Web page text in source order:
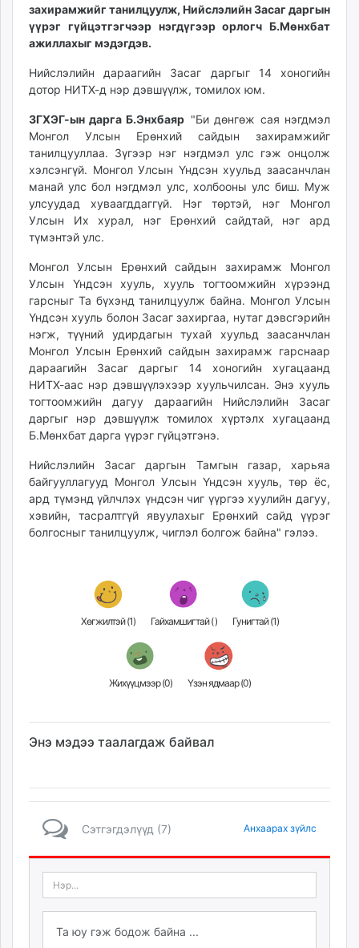
unuudur.mn
isee.mn
fact.mn
itoim.mn
tumen.mn
shuum.mn
times.mn
tvmongolia.mn
mass.mn
unegui.mn
assa.mn
tac.mn
paparazzi.mn
unread.today
захирамжийг танилцуулж, Нийслэлийн Засаг даргын
үүрэг гүйцэтгэгчээр нэгдүгээр орлогч Б.Мөнхбат
ажиллахыг мэдэгдэв.
Нийслэлийн дараагийн Засаг даргыг 14 хоногийн
дотор НИТХ-д нэр дэвшүүлж, томилох юм.
ЗГХЭГ-ын дарга Б.Энхбаяр "Би дөнгөж сая нэгдмэл
Монгол Улсын Ерөнхий сайдын захирамжийг
танилцууллаа. Зүгээр нэг нэгдмэл улс гэж онцолж
хэлсэнгүй. Монгол Улсын Үндсэн хуульд заасанчлан
манай улс бол нэгдмэл улс, холбооны улс биш. Муж
улсуудад хуваагддаггүй. Нэг төртэй, нэг Монгол
Улсын Их хурал, нэг Ерөнхий сайдтай, нэг ард
түмэнтэй улс.
Монгол Улсын Ерөнхий сайдын захирамж Монгол
Улсын Үндсэн хууль, хууль тогтоомжийн хүрээнд
гарсныг Та бүхэнд танилцуулж байна. Монгол Улсын
Үндсэн хууль болон Засаг захиргаа, нутаг дэвсгэрийн
нэгж, түүний удирдагын тухай хуульд заасанчлан
Монгол Улсын Ерөнхий сайдын захирамж гарснаар
дараагийн Засаг даргыг 14 хоногийн хугацаанд
НИТХ-аас нэр дэвшүүлэхээр хуульчилсан. Энэ хууль
тогтоомжийн дагуу дараагийн Нийслэлийн Засаг
даргыг нэр дэвшүүлж томилох хүртэлх хугацаанд
Б.Мөнхбат дарга үүрэг гүйцэтгэнэ.
Нийслэлийн Засаг даргын Тамгын газар, харьяа
байгууллагууд Монгол Улсын Үндсэн хууль, төр ёс,
ард түмэнд үйлчлэх үндсэн чиг үүргээ хуулийн дагуу,
хэвийн, тасралтгүй явуулахыг Ерөнхий сайд үүрэг
болгосныг танилцуулж, чиглэл болгож байна" гэлээ.
Хөгжилтэй (1) Гайхамшигтай () Гунигтай (1)
Жихүүцмээр (0) Үзэн ядмаар (0)
Энэ мэдээ таалагдаж байвал
Сэтгэгдэлүүд (7) Анхаарах зүйлс